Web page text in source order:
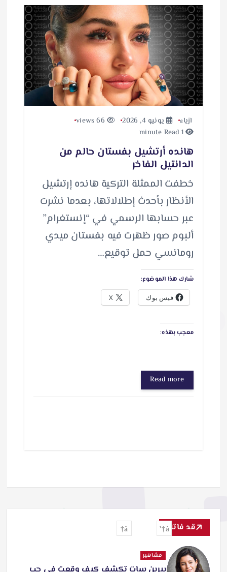
ازياء يونيو 4, 2026
1 minute Read
هانده أرتشيل بفستان حالم من
الدانتيل الفاخر
خطفت الممثلة التركية هانده إرتشيل
الأنظار بأحدث إطلالاتها، بعدما نشرت
عبر حسابها الرسمي في “إنستغرام”
ألبوم صور ظهرت فيه بفستان ميدي
رومانسي حمل توقيع…
شارك هذا الموضوع:
فيس بوك X
معجب بهذه:
Read more
قد فاتك
مشاهير